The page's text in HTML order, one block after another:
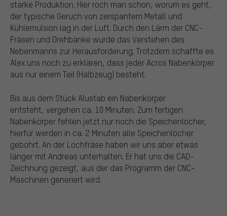
starke Produktion. Hier roch man schon, worum es geht,
der typische Geruch von zerspantem Metall und
Kühlemulsion lag in der Luft. Durch den Lärm der CNC-
Fräsen und Drehbänke wurde das Verstehen des
Nebenmanns zur Herausforderung. Trotzdem schaffte es
Alex uns noch zu erklären, dass jeder Acros Nabenkörper
aus nur einem Teil (Halbzeug) besteht.
Bis aus dem Stück Alustab ein Nabenkörper
entsteht, vergehen ca. 10 Minuten. Zum fertigen
Nabenkörper fehlen jetzt nur noch die Speichenlöcher,
hierfür werden in ca. 2 Minuten alle Speichenlöcher
gebohrt. An der Lochfräse haben wir uns aber etwas
länger mit Andreas unterhalten. Er hat uns die CAD-
Zeichnung gezeigt, aus der das Programm der CNC-
Maschinen generiert wird.